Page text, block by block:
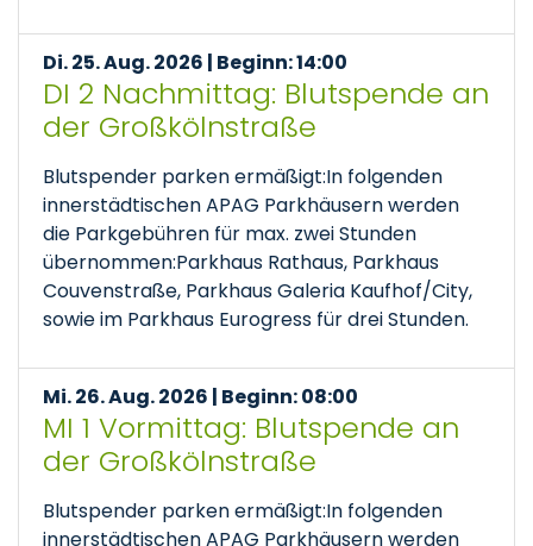
Di. 25. Aug. 2026 | Beginn: 14:00
DI 2 Nachmittag: Blutspende an
der Großkölnstraße
Blutspender parken ermäßigt:In folgenden
innerstädtischen APAG Parkhäusern werden
die Parkgebühren für max. zwei Stunden
übernommen:Parkhaus Rathaus, Parkhaus
Couvenstraße, Parkhaus Galeria Kaufhof/City,
sowie im Parkhaus Eurogress für drei Stunden.
Mi. 26. Aug. 2026 | Beginn: 08:00
MI 1 Vormittag: Blutspende an
der Großkölnstraße
Blutspender parken ermäßigt:In folgenden
innerstädtischen APAG Parkhäusern werden